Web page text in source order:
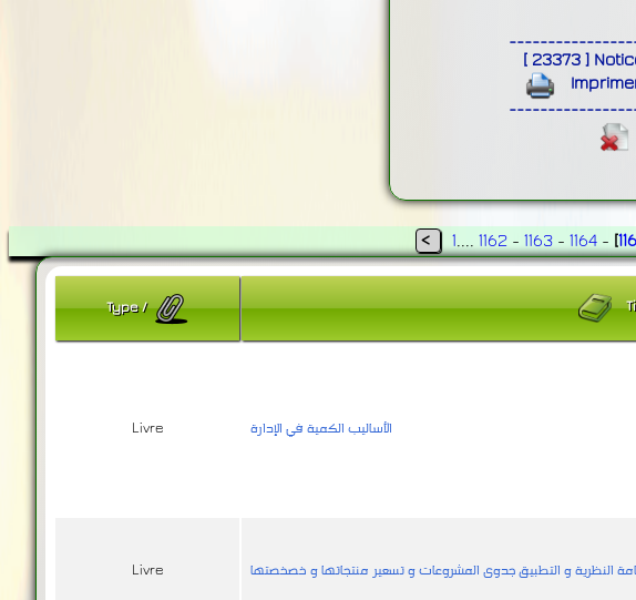
[ 23373 ]
< 1 1162- 1163- 1164- [
Type/
Livre الأساليب الكمية في الإدارة
Livre النظرية و التطبيق جدوى المشروعات و تسعير منتجاتها و خصخصتها